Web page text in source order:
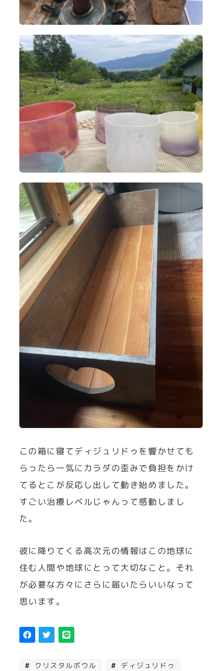
この箱に寝てディジュリドゥを響かせても
らったら一気にカラダの歪みで負担をかけ
てるとこが反応し出して動き始めました。
すごい治療レベルじゃんって感動しまし
た。
彼に降りてくる高次元の情報はこの地球に
住む人間や地球にとって大切なこと。それ
が必要な方々にさらに届いたらいいなって
思います。
クリスタルボウル
ディジュリドゥ